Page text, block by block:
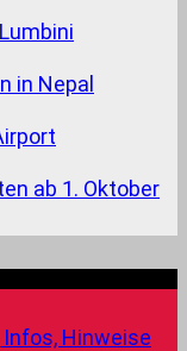
in Nepal
ab 1. Oktober
Hinweise